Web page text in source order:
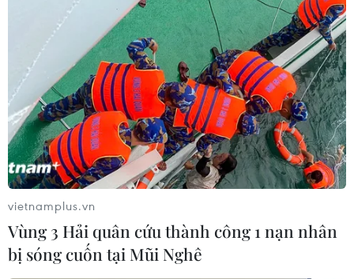
vietnamplus.vn
Vùng 3 Hải quân cứu thành công 1 nạn nhân
bị sóng cuốn tại Mũi Nghê